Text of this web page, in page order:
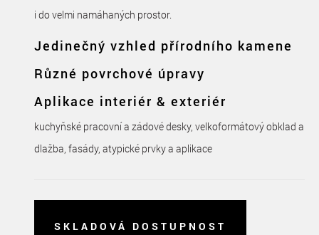
i do velmi namáhaných prostor.
Jedinečný vzhled přírodního kamene
Různé povrchové úpravy
Aplikace interiér & exteriér
kuchyňské pracovní a zádové desky, velkoformátový obklad a
dlažba, fasády, atypické prvky a aplikace
SKLADOVÁ DOSTUPNOST